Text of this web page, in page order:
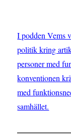
I podden Vems
politik kring
personer med
konventionen
med
samhället.